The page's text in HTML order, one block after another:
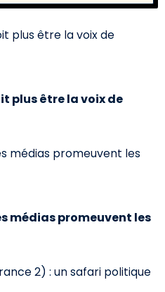
plus être la voix de
médias promeuvent les